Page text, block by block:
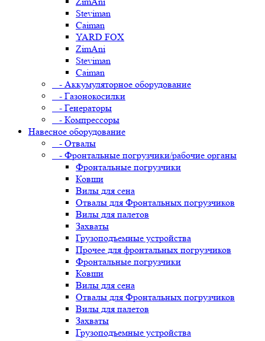
Steviman
Caiman
YARD FOX
ZimAni
Steviman
Caiman
- Аккумуляторное оборудование
- Газонокосилки
- Генераторы
- Компрессоры
Навесное оборудование
- Отвалы
- Фронтальные погрузчики/рабочие органы
Фронтальные погрузчики
Ковши
Вилы для сена
Отвалы для Фронтальных погрузчиков
Вилы для палетов
Захваты
Грузоподъемные устройства
Прочее для фронтальных погрузчиков
Фронтальные погрузчики
Ковши
Вилы для сена
Отвалы для Фронтальных погрузчиков
Вилы для палетов
Захваты
Грузоподъемные устройства